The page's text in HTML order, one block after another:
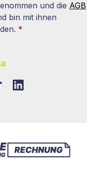
und die AGB
bin mit ihnen
*
TikTokLinkedIn